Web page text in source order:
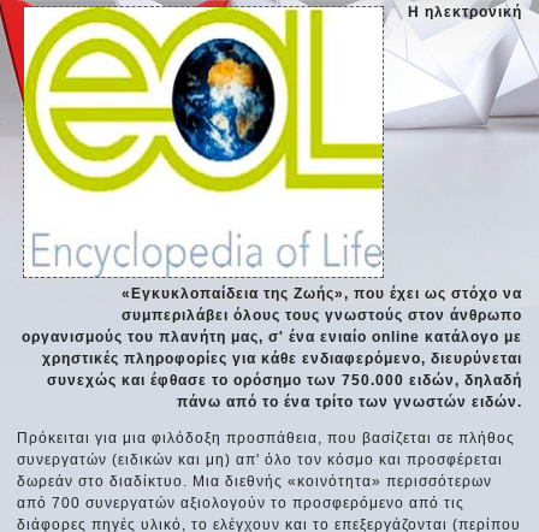
Η ηλεκτρονική
«Εγκυκλοπαίδεια της Ζωής», που έχει ως στόχο να
συμπεριλάβει όλους τους γνωστούς στον άνθρωπο
οργανισμούς του πλανήτη μας, σ' ένα ενιαίο online κατάλογο με
χρηστικές πληροφορίες για κάθε ενδιαφερόμενο, διευρύνεται
συνεχώς και έφθασε το ορόσημο των 750.000 ειδών, δηλαδή
πάνω από το ένα τρίτο των γνωστών ειδών.
Πρόκειται για μια φιλόδοξη προσπάθεια, που βασίζεται σε πλήθος
συνεργατών (ειδικών και μη) απ' όλο τον κόσμο και προσφέρεται
δωρεάν στο διαδίκτυο. Μια διεθνής «κοινότητα» περισσότερων
από 700 συνεργατών αξιολογούν το προσφερόμενο από τις
διάφορες πηγές υλικό, το ελέγχουν και το επεξεργάζονται (περίπου